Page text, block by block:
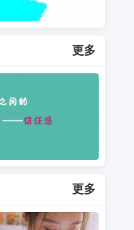
更多
更多